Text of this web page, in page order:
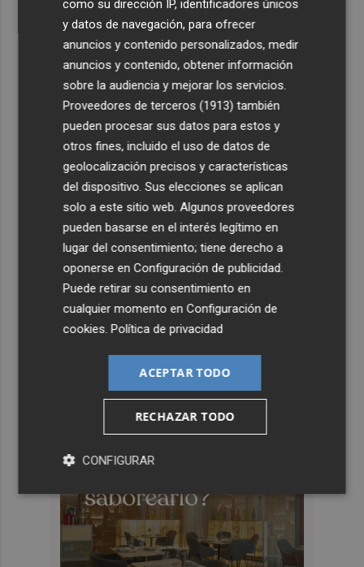
como su dirección IP, identificadores únicos
y datos de navegación, para ofrecer
anuncios y contenido personalizados, medir
anuncios y contenido, obtener información
sobre la audiencia y mejorar los servicios.
Proveedores de terceros (1913) también
pueden procesar sus datos para estos y
otros fines, incluido el uso de datos de
geolocalización precisos y características
del dispositivo. Sus elecciones se aplican
solo a este sitio web. Algunos proveedores
pueden basarse en el interés legítimo en
lugar del consentimiento; tiene derecho a
oponerse enConfiguración de publicidad
Puede retirar su consentimiento en
cualquier momento enConfiguración de
cookies .Política de privacidad
ACEPTAR TODO
RECHAZAR TODO
CONFIGURAR